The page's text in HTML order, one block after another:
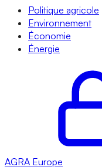
Politique agricole
Environnement
Économie
Énergie
AGRA Europe